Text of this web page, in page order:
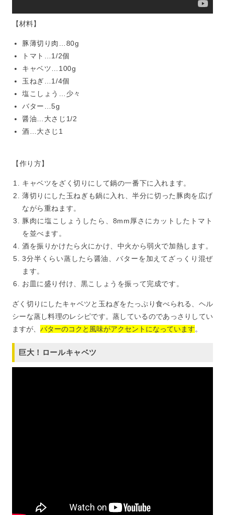
【材料】
豚薄切り肉…80g
トマト…1/2個
キャベツ…100g
玉ねぎ…1/4個
塩こしょう…少々
バター…5g
醤油…大さじ1/2
酒…大さじ1
【作り方】
キャベツをざく切りにして鍋の一番下に入れます。
薄切りにした玉ねぎも鍋に入れ、半分に切った豚肉を広げ
ながら重ねます。
豚肉に塩こしょうしたら、8mm厚さにカットしたトマト
を並べます。
酒を振りかけたら火にかけ、中火から弱火で加熱します。
3分半くらい蒸したら醤油、バターを加えてざっくり混ぜ
ます。
お皿に盛り付け、黒こしょうを振って完成です。
ざく切りにしたキャベツと玉ねぎをたっぷり食べられる、ヘル
シーな蒸し料理のレシピです。蒸しているのであっさりしてい
ますが、 バターのコクと風味がアクセントになっています。
巨大！ロールキャベツ